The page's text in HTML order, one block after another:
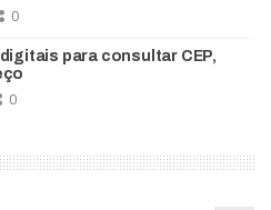
0
para consultar CEP,
0